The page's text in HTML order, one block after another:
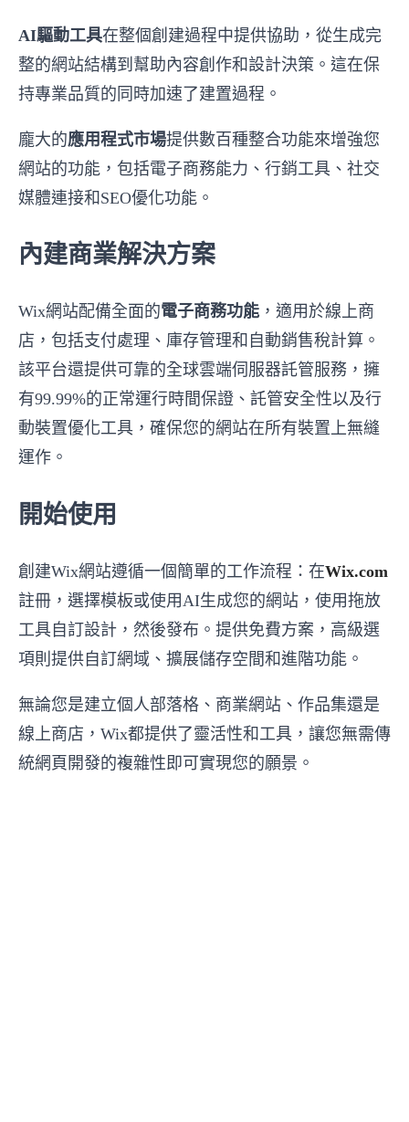
AI驅動工具在整個創建過程中提供協助，從生成完
整的網站結構到幫助內容創作和設計決策。這在保
持專業品質的同時加速了建置過程。
龐大的應用程式市場提供數百種整合功能來增強您
網站的功能，包括電子商務能力、行銷工具、社交
媒體連接和SEO優化功能。
內建商業解決方案
Wix網站配備全面的電子商務功能 ，適用於線上商
店，包括支付處理、庫存管理和自動銷售稅計算。
該平台還提供可靠的全球雲端伺服器託管服務，擁
有99.99%的正常運行時間保證、託管安全性以及行
動裝置優化工具，確保您的網站在所有裝置上無縫
運作。
開始使用
創建Wix網站遵循一個簡單的工作流程：在Wix.com
註冊，選擇模板或使用AI生成您的網站，使用拖放
工具自訂設計，然後發布。提供免費方案，高級選
項則提供自訂網域、擴展儲存空間和進階功能。
無論您是建立個人部落格、商業網站、作品集還是
線上商店，Wix都提供了靈活性和工具，讓您無需傳
統網頁開發的複雜性即可實現您的願景。